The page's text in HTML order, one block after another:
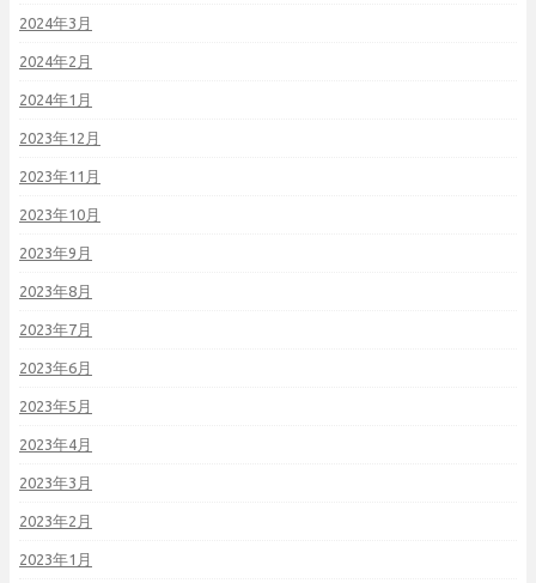
2024年3月
2024年2月
2024年1月
2023年12月
2023年11月
2023年10月
2023年9月
2023年8月
2023年7月
2023年6月
2023年5月
2023年4月
2023年3月
2023年2月
2023年1月